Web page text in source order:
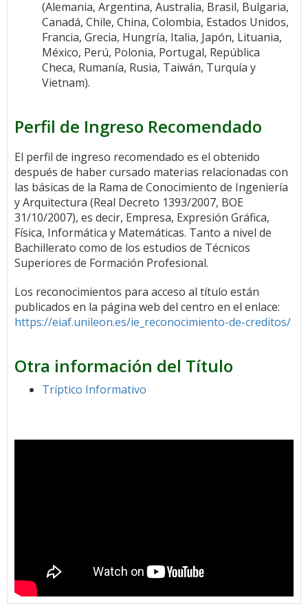
(Alemania, Argentina, Australia, Brasil, Bulgaria,
Canadá, Chile, China, Colombia, Estados Unidos,
Francia, Grecia, Hungría, Italia, Japón, Lituania,
México, Perú, Polonia, Portugal, República
Checa, Rumanía, Rusia, Taiwán, Turquía y
Vietnam).
Perfil de Ingreso Recomendado
El perfil de ingreso recomendado es el obtenido
después de haber cursado materias relacionadas con
las básicas de la Rama de Conocimiento de Ingeniería
y Arquitectura (Real Decreto 1393/2007, BOE
31/10/2007), es decir, Empresa, Expresión Gráfica,
Física, Informática y Matemáticas. Tanto a nivel de
Bachillerato como de los estudios de Técnicos
Superiores de Formación Profesional.
Los reconocimientos para acceso al título están
publicados en la página web del centro en el enlace:
https://eiaf.unileon.es/ie_reconocimiento-de-creditos/
Otra información del Título
Tríptico Informativo